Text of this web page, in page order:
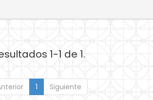
1-1 de 1.
1 Siguiente